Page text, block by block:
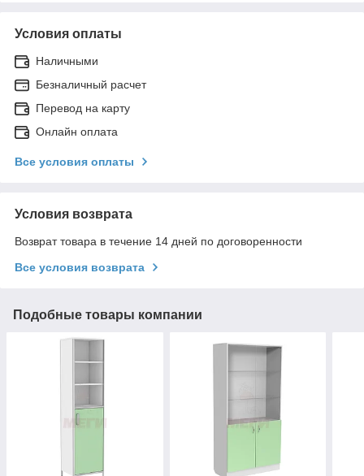
Условия оплаты
Наличными
Безналичный расчет
Перевод на карту
Онлайн оплата
Все условия оплаты
Условия возврата
Возврат товара в течение 14 дней по договоренности
Все условия возврата
Подобные товары компании